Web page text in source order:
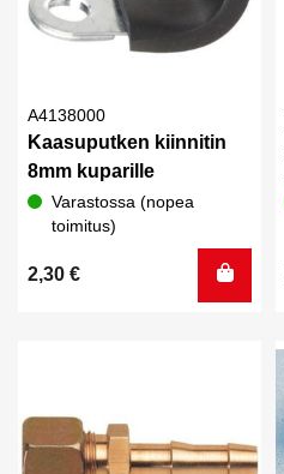
A4138000
Kaasuputken kiinnitin
8mm kuparille
Varastossa (nopea
toimitus)
2,30 €